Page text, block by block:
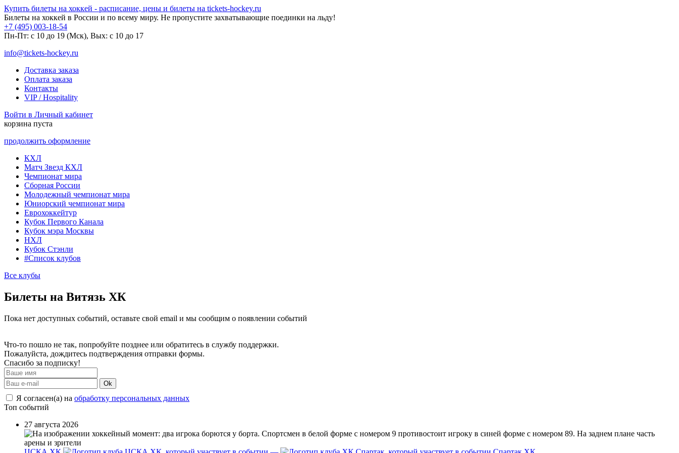
Купить билеты на хоккей - расписание, цены и билеты на tickets-hockey.ru
Билеты на хоккей в России и по всему миру. Не пропустите захватывающие поединки на льду!
+7 (495) 003-18-54
Пн-Пт: c 10 до 19 (Мск), Вых: с 10 до 17
info@tickets-hockey.ru
Доставка заказа
Оплата заказа
Контакты
VIP / Hospitality
Войти в Личный кабинет
корзина пуста
продолжить оформление
КХЛ
Матч Звезд КХЛ
Чемпионат мира
Сборная России
Молодежный чемпионат мира
Юниорский чемпионат мира
Еврохоккейтур
Кубок Первого Канала
Кубок мэра Москвы
НХЛ
Кубок Стэнли
#Список клубов
Все клубы
Билеты на Витязь ХК
Пока нет доступных событий, оставьте свой email и мы сообщим о появлении событий
Что-то пошло не так, попробуйте позднее или обратитесь в службу поддержки.
Пожалуйста, дождитесь подтверждения отправки формы.
Спасибо за подписку!
Ok
Я согласен(а) на обработку персональных данных
Топ событий
27 августа 2026